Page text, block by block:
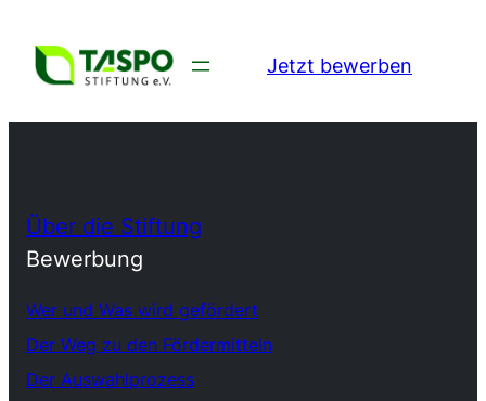
Jetzt bewerben
Über die Stiftung
Bewerbung
Wer und Was wird gefördert
Der Weg zu den Fördermitteln
Der Auswahlprozess